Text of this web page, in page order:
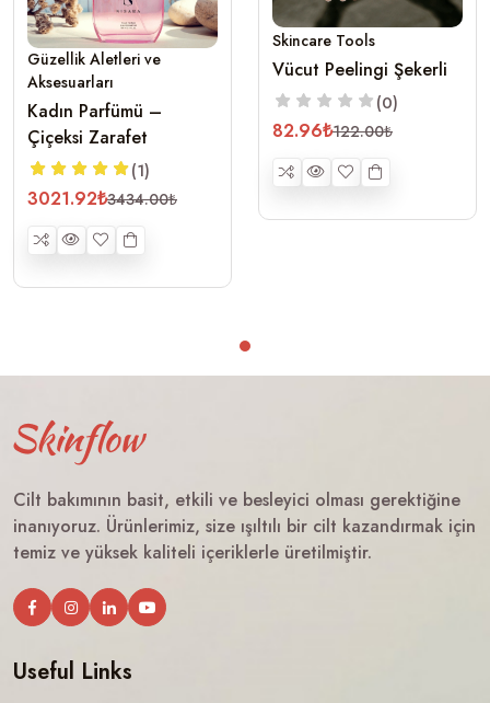
Güzellik Aletleri ve
Aksesuarları
Kadın Parfümü –
Çiçeksi Zarafet
(1)
3021.92₺3434.00₺
Skincare Tools
Vücut Peelingi Şekerli
(0)
82.96₺122.00₺
Cilt bakımının basit, etkili ve besleyici olması gerektiğine
inanıyoruz. Ürünlerimiz, size ışıltılı bir cilt kazandırmak için
temiz ve yüksek kaliteli içeriklerle üretilmiştir.
Useful Links